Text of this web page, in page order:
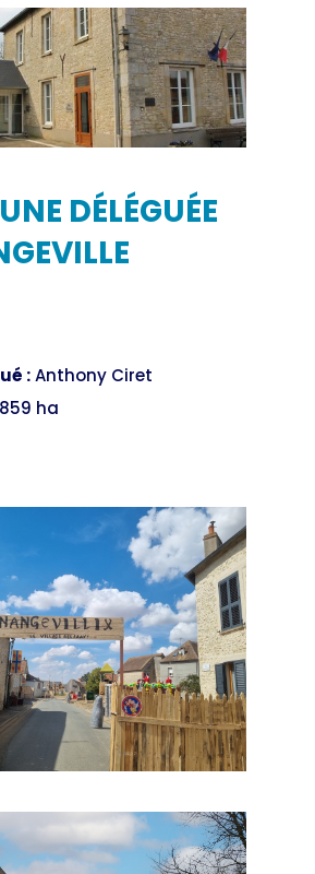
DÉLÉGUÉE
:Anthony Ciret
ha